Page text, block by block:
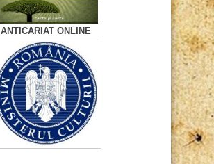
ANTICARIAT ONLINE